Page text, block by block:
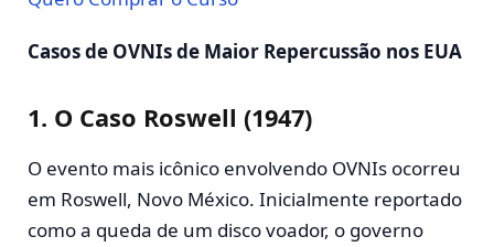
Casos de OVNIs de Maior Repercussão nos EUA
1. O Caso Roswell (1947)
O evento mais icônico envolvendo OVNIs ocorreu
em Roswell, Novo México. Inicialmente reportado
como a queda de um disco voador, o governo